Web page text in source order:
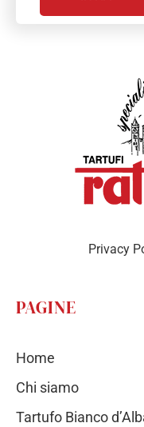
Privacy
PAGINE
Home
Chi siamo
Tartufo Bianco